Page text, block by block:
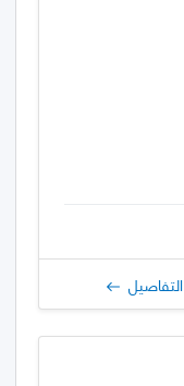
التفاصيل